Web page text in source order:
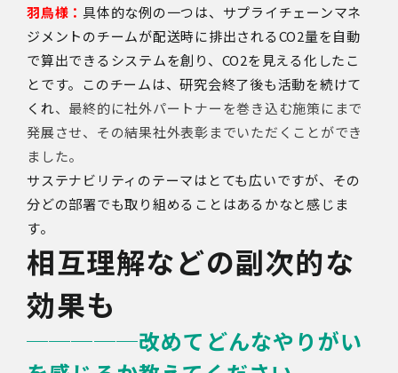
羽鳥様： 具体的な例の一つは、サプライチェーンマネ
ジメントのチームが配送時に排出されるCO2量を自動
で算出できるシステムを創り、CO2を見える化したこ
とです。このチームは、研究会終了後も活動を続けて
くれ、最終的に社外パートナーを巻き込む施策にまで
発展させ、その結果社外表彰までいただくことができ
ました。
サステナビリティのテーマはとても広いですが、その
分どの部署でも取り組めることはあるかなと感じま
す。
相互理解などの副次的な
効果も
─────改めてどんなやりがい